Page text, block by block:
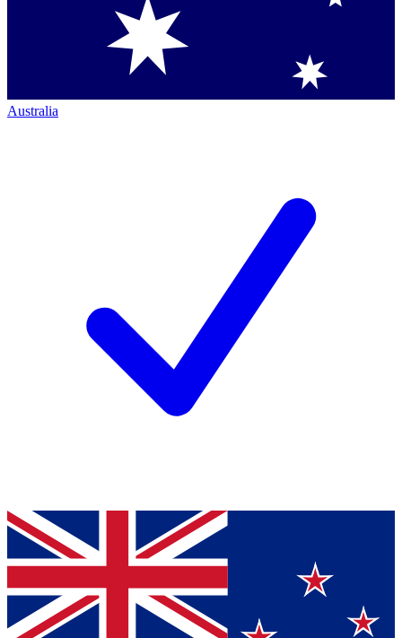
Australia